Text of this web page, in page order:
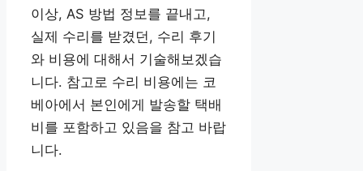
이상, AS 방법 정보를 끝내고,
실제 수리를 받겼던, 수리 후기
와 비용에 대해서 기술해보겠습
니다. 참고로 수리 비용에는 코
베아에서 본인에게 발송할 택배
비를 포함하고 있음을 참고 바랍
니다.